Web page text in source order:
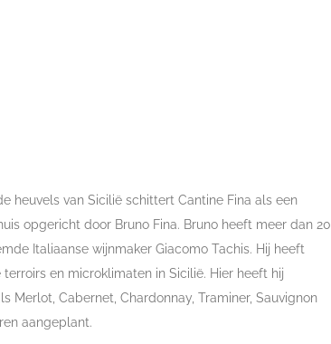
heuvels van Sicilië schittert Cantine Fina als een
opgericht door Bruno Fina. Bruno heeft meer dan 20
Italiaanse wijnmaker Giacomo Tachis. Hij heeft
en microklimaten in Sicilië. Hier heeft hij
Merlot, Cabernet, Chardonnay, Traminer, Sauvignon
aangeplant.